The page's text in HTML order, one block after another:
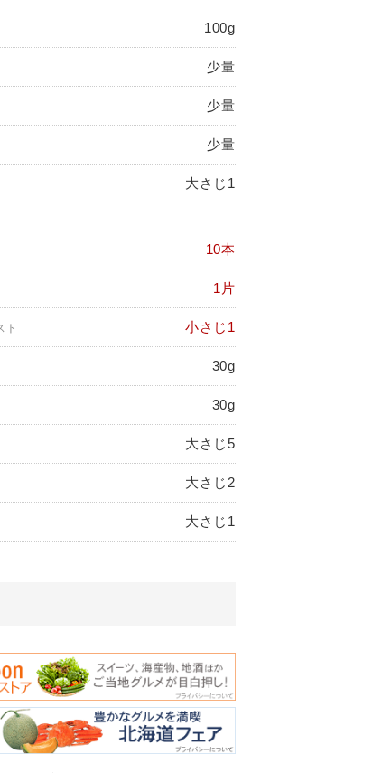
100g
少量
少量
少量
大さじ1
10本
1片
ト 小さじ1
30g
30g
大さじ5
大さじ2
大さじ1